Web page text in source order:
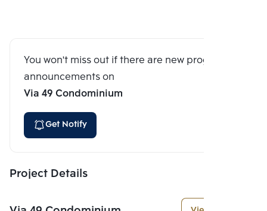
You won't miss out if there are new program
announcements on
Via 49 Condominium
Get Notify
Project Details